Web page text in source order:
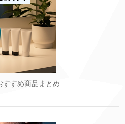
すすめ商品まとめ